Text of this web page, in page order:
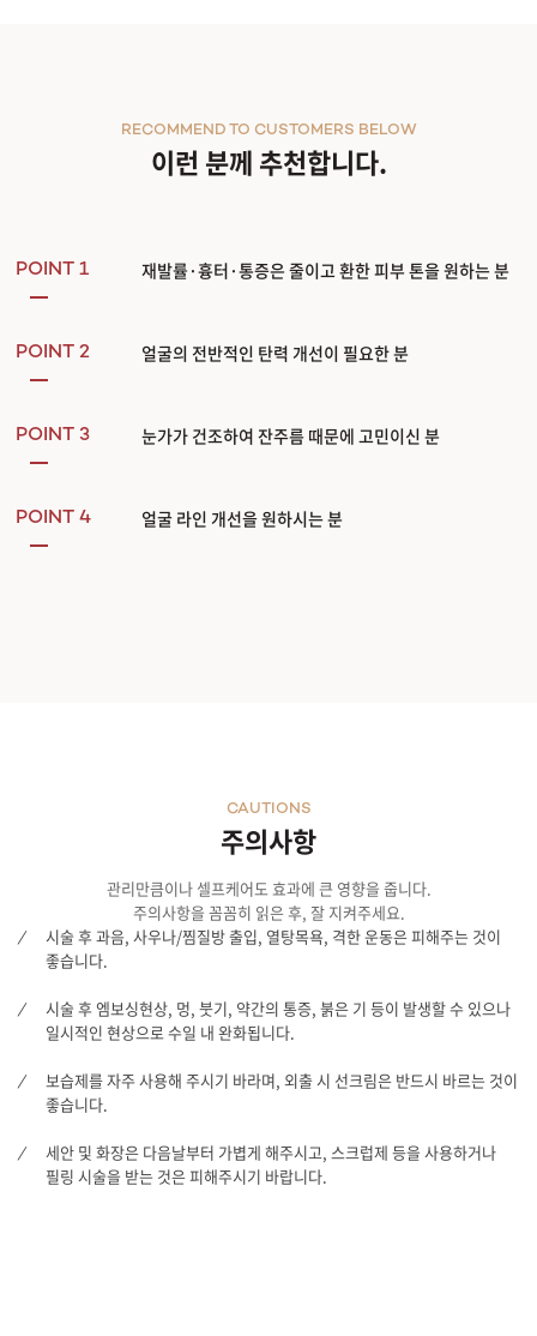
이런 분께 추천합니다.
RECOMMEND TO CUSTOMERS BELOW
POINT 1 재발률·흉터·통증은 줄이고 환한 피부 톤을 원하는 분
POINT 2 얼굴의 전반적인 탄력 개선이 필요한 분
POINT 3 눈가가 건조하여 잔주름 때문에 고민이신 분
POINT 4 얼굴 라인 개선을 원하시는 분
주의사항
CAUTIONS
관리만큼이나 셀프케어도 효과에 큰 영향을 줍니다.
주의사항을 꼼꼼히 읽은 후, 잘 지켜주세요.
시술 후 과음, 사우나/찜질방 출입, 열탕목욕, 격한 운동은 피해주는 것이
좋습니다.
시술 후 엠보싱현상, 멍, 붓기, 약간의 통증, 붉은 기 등이 발생할 수 있으나
일시적인 현상으로 수일 내 완화됩니다.
보습제를 자주 사용해 주시기 바라며, 외출 시 선크림은 반드시 바르는 것이
좋습니다.
세안 및 화장은 다음날부터 가볍게 해주시고, 스크럽제 등을 사용하거나
필링 시술을 받는 것은 피해주시기 바랍니다.